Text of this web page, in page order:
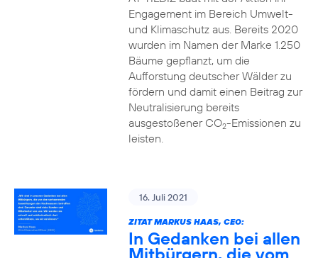
Engagement im Bereich Umwelt-
und Klimaschutz aus. Bereits 2020
wurden im Namen der Marke 1.250
Bäume gepflanzt, um die
Aufforstung deutscher Wälder zu
fördern und damit einen Beitrag zur
Neutralisierung bereits
ausgestoßener CO2-Emissionen zu
leisten.
16. Juli 2021
ZITAT MARKUS HAAS, CEO:
In Gedanken bei allen
Mitbürgern, die vom